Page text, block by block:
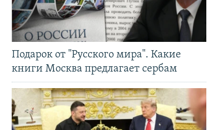
Подарок от "Русского мира". Какие
книги Москва предлагает сербам